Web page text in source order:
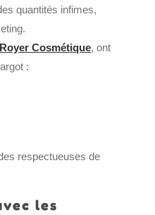
quantités infimes,
Royer Cosmétique, ont
:
respectueuses de
les